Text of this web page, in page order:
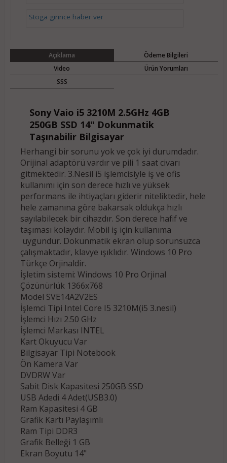
Stoga girince haber ver
Açıklama
Ödeme Bilgileri
Video
Ürün Yorumları
SSS
Sony Vaio i5 3210M 2.5GHz 4GB
250GB SSD 14" Dokunmatik
Taşınabilir Bilgisayar
Herhangi bir sorunu yok ve çok iyi durumdadır.
Orijinal adaptörü vardır ve pili 1 saat civarı
gitmektedir. 3.Nesil i5 işlemcisiyle iş ve ofis
kullanımı için son derece hızlı ve yüksek
performans ile ihtiyaçları giderir niteliktedir, hele
hele zamanına göre bakarsak oldukça hızlı
sayılabilecek bir cihazdır. Son derece hafif ve
taşıması kolaydır. Mobil iş için kullanıma
uygundur. Dokunmatik ekran olup sorunsuzca
çalışmaktadır, klavye ışıklıdır. Windows 10 Pro
Türkçe Orjinaldir.
İşletim sistemi: Windows 10 Pro Orjinal
Çözünürlük 1366x768
Model SVE14A2V2ES
İşlemci Tipi Intel Core I5 3210M(i5 3.nesil)
İşlemci Hızı 2.50 GHz
İşlemci Markası INTEL
Kart Okuyucu Var
Bilgisayar Tipi Notebook
Ön Kamera Var
DVDRW Var
Sabit Disk Kapasitesi 250GB SSD
USB Adedi 4 Adet(USB3.0)
Ram Kapasitesi 4 GB
Grafik Kartı Paylaşımlı
Ram Tipi DDR3
Grafik Belleği 1 GB
Ekran Boyutu 14"